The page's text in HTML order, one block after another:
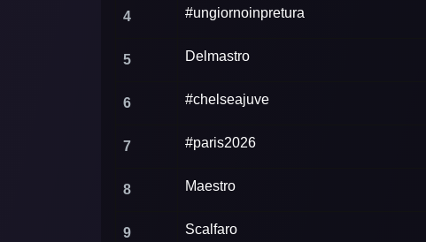
4 #ungiornoinpretura
5 Delmastro
6 #chelseajuve
7 #paris2026
8 Maestro
9 Scalfaro